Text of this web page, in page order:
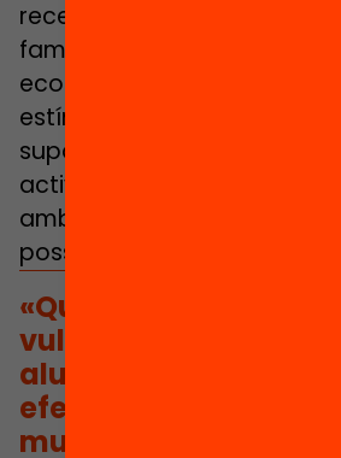
recerca demostra
famílies amb més recursos
econòmics ofereixen als
estímuls cognitius, un
suport als aprenentatges i
activitats extraescolars que
amb menys recursos tenen
possibilitats d’oferir.
«Quan les condicions
vulnerabilitat de
alumnes s’ajunten
efecte sumatori, sinó
multiplicador.»